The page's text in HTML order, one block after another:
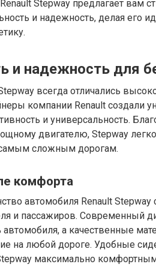
Stepway предлагает вам
и надежность, делая его
и надежность для
всегда отличались
компании Renault создали
и универсальность.
двигателю, Stepway
самым сложным дорогам.
комфорта
автомобиля Renault Stepway
и пассажиров. Современный
автомобиля, а качественные
на любой дороге. Удобные
максимально